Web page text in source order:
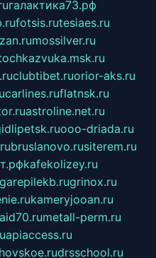
галактика73.рф
fotsis.rutesiaes.ru
mossilver.ru
clubtibet.ruorior-aks.ru
carlines.ruflatnsk.ru
astroline.net.ru
ooo-driada.ru
bruslanovo.rusiterem.ru
kafekolizey.ru
grinox.ru
kameryjooan.ru
aid70.rumetall-perm.ru
apiaccess.ru
drsschool.ru